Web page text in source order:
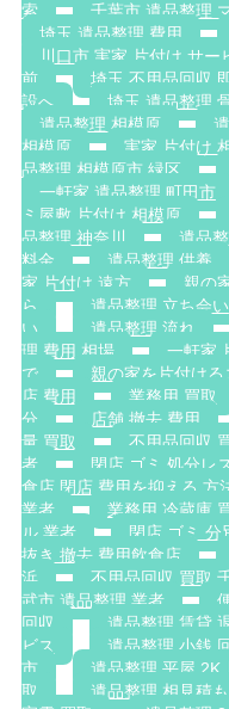
索
千葉市 遺品整理
埼玉 遺品整理 費用
川口市 実家 片付け サー
前
埼玉 不用品回収
設へ
埼玉 遺品整理
遺品整理 相模原
相模原
実家 片付け
品整理 相模原市 緑区
一軒家 遺品整理 町田市
ミ屋敷 片付け 相模原
品整理 神奈川
遺品
料金
遺品整理 供養
家 片付け 遠方
親の
ら
遺品整理 立ち会い
い
遺品整理 流れ
理 費用 相場
一軒家
で
親の家を片付ける
店 費用
業務用 買取
分
店舗 撤去 費用
量 買取
不用品回収
者
閉店 ゴミ 処分レ
食店 閉店 費用を抑える 方
業者
業務用 冷蔵庫
ル 業者
閉店 ゴミ 分
抜き 撤去 費用飲食店
浜
不用品回収 買取
武市 遺品整理 業者
回収
遺品整理 賃貸
ビス
遺品整理 小銭
市
遺品整理 平屋 2K
取
遺品整理 相見積